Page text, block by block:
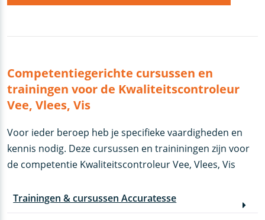
Competentiegerichte cursussen en
trainingen voor de Kwaliteitscontroleur
Vee, Vlees, Vis
Voor ieder beroep heb je specifieke vaardigheden en
kennis nodig. Deze cursussen en traininingen zijn voor
de competentie Kwaliteitscontroleur Vee, Vlees, Vis
Trainingen & cursussen Accuratesse